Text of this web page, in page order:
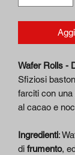
Wafer Rolls -
Sfiziosi
farciti con
al cacao e
Ingredienti:
di frumento,